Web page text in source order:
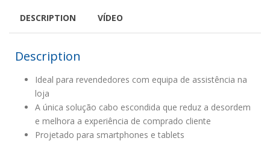
DESCRIPTION VÍDEO
Description
Ideal para revendedores com equipa de assistência na
loja
A única solução cabo escondida que reduz a desordem
e melhora a experiência de comprado cliente
Projetado para smartphones e tablets